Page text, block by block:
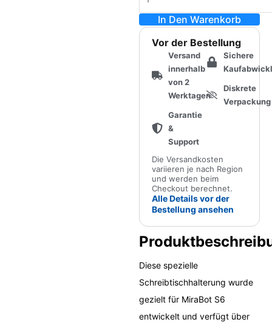
In Den Warenkorb
Vor der Bestellung
Versand
innerhalb
von 2
Werktagen
Garantie
&
Support
Sichere
Diskrete
Verpackung
Die Versandkosten
variieren je nach Region
und werden beim
Checkout berechnet.
Alle Details vor der
Bestellung ansehen
Diese spezielle
Schreibtischhalterung wurde
gezielt für MiraBot S6
entwickelt und verfügt über